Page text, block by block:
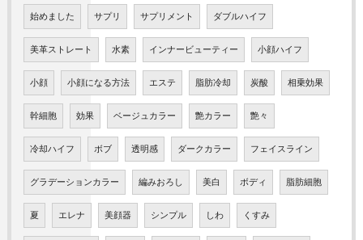
始めました サプリ サプリメント ダブルハイフ
美革ストレート 水素 インナービューティー 小顔ハイフ
小顔 小顔になる方法 エステ 脂肪冷却 炭酸 相乗効果
幹細胞 効果 ベージュカラー 艶カラー 艶々
冷却ハイフ ボブ 透明感 ダークカラー フェイスライン
グラデーションカラー 編みおろし 美白 ボディ 脂肪細胞
夏 エレナ 美顔器 シンプル しわ くすみ